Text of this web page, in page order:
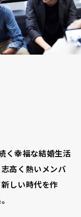
く幸福な結婚生活
高く熱いメンバ
しい時代を作